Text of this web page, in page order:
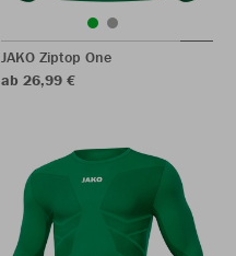
JAKO Ziptop One
ab 26,99 €